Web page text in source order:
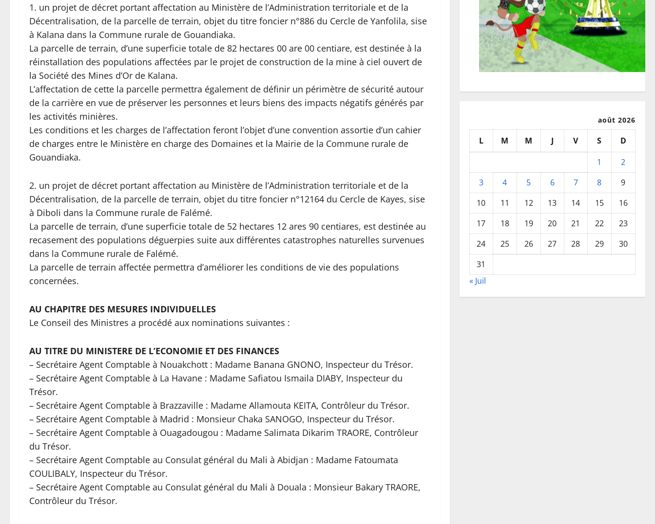
1. un projet de décret portant affectation au Ministère de l’Administration territoriale et de la
Décentralisation, de la parcelle de terrain, objet du titre foncier n°886 du Cercle de Yanfolila, sise
à Kalana dans la Commune rurale de Gouandiaka.
La parcelle de terrain, d’une superficie totale de 82 hectares 00 are 00 centiare, est destinée à la
réinstallation des populations affectées par le projet de construction de la mine à ciel ouvert de
la Société des Mines d’Or de Kalana.
L’affectation de cette la parcelle permettra également de définir un périmètre de sécurité autour
de la carrière en vue de préserver les personnes et leurs biens des impacts négatifs générés par
les activités minières.
Les conditions et les charges de l’affectation feront l’objet d’une convention assortie d’un cahier
de charges entre le Ministère en charge des Domaines et la Mairie de la Commune rurale de
Gouandiaka.
2. un projet de décret portant affectation au Ministère de l’Administration territoriale et de la
Décentralisation, de la parcelle de terrain, objet du titre foncier n°12164 du Cercle de Kayes, sise
à Diboli dans la Commune rurale de Falémé.
La parcelle de terrain, d’une superficie totale de 52 hectares 12 ares 90 centiares, est destinée au
recasement des populations déguerpies suite aux différentes catastrophes naturelles survenues
dans la Commune rurale de Falémé.
La parcelle de terrain affectée permettra d’améliorer les conditions de vie des populations
concernées.
AU CHAPITRE DES MESURES INDIVIDUELLES
Le Conseil des Ministres a procédé aux nominations suivantes :
AU TITRE DU MINISTERE DE L’ECONOMIE ET DES FINANCES
– Secrétaire Agent Comptable à Nouakchott : Madame Banana GNONO, Inspecteur du Trésor.
– Secrétaire Agent Comptable à La Havane : Madame Safiatou Ismaila DIABY, Inspecteur du
Trésor.
– Secrétaire Agent Comptable à Brazzaville : Madame Allamouta KEITA, Contrôleur du Trésor.
– Secrétaire Agent Comptable à Madrid : Monsieur Chaka SANOGO, Inspecteur du Trésor.
– Secrétaire Agent Comptable à Ouagadougou : Madame Salimata Dikarim TRAORE, Contrôleur
du Trésor.
– Secrétaire Agent Comptable au Consulat général du Mali à Abidjan : Madame Fatoumata
COULIBALY, Inspecteur du Trésor.
– Secrétaire Agent Comptable au Consulat général du Mali à Douala : Monsieur Bakary TRAORE,
Contrôleur du Trésor.
août 2026
L M M J V S
D
1
2
3
4 5 6 7 8
9
10
11 12 13 14 15
16
17
18 19 20 21 22
23
24
25 26 27 28 29
30
31
« Juil